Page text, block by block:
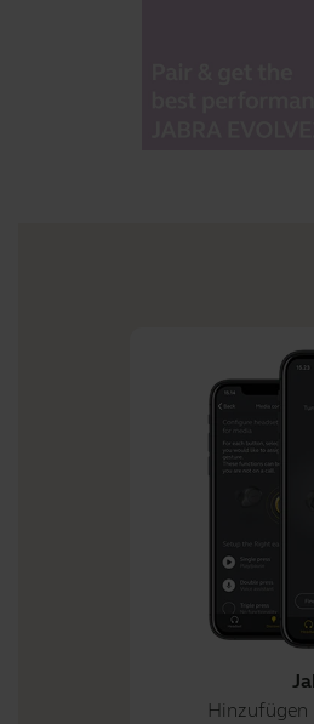
Hinzufügen